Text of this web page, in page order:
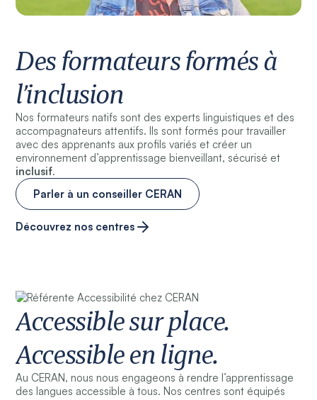
Des formateurs formés à
l’inclusion
Nos formateurs natifs sont des experts linguistiques et des
accompagnateurs attentifs. Ils sont formés pour travailler
avec des apprenants aux profils variés et créer un
environnement d’apprentissage bienveillant, sécurisé et
inclusif.
Parler à un conseiller CERAN
Découvrez nos centres
Accessible sur place.
Accessible en ligne.
Au CERAN, nous nous engageons à rendre l’apprentissage
des langues accessible à tous. Nos centres sont équipés